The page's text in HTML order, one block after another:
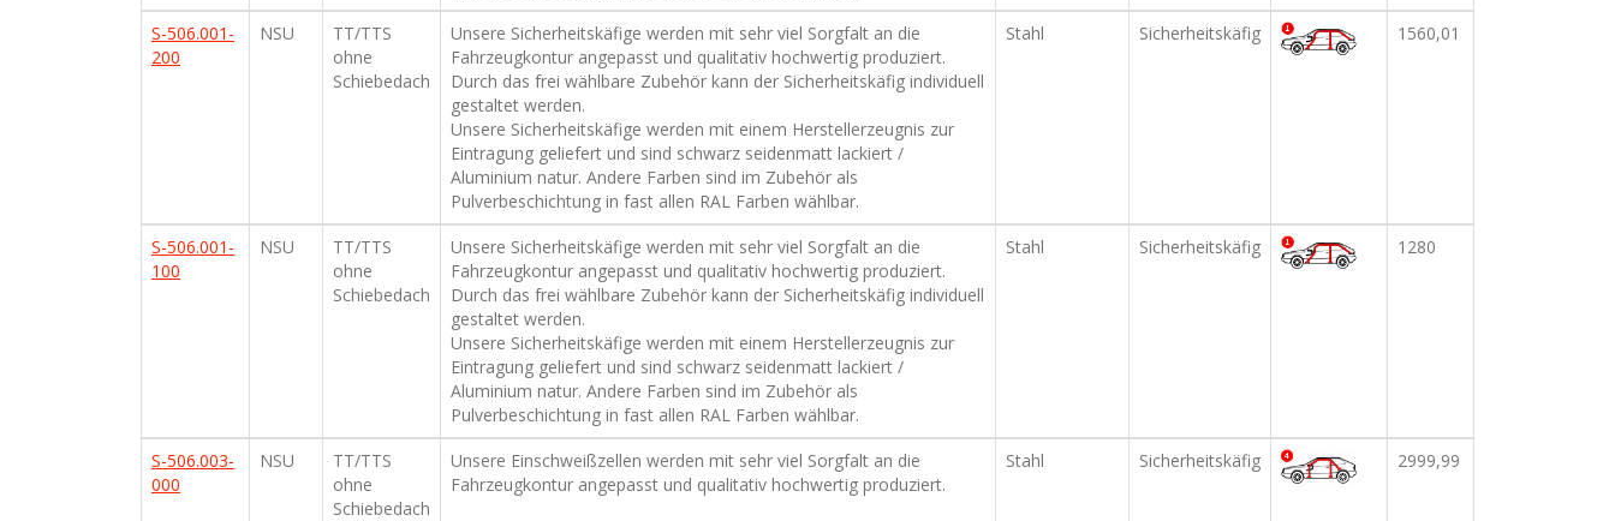
S-506.001-
200
NSU
TT/TTS
ohne
Schiebedach
Unsere Sicherheitskäfige werden mit sehr viel Sorgfalt an die
Fahrzeugkontur angepasst und qualitativ hochwertig produziert.
Durch das frei wählbare Zubehör kann der Sicherheitskäfig individuell
gestaltet werden.
Unsere Sicherheitskäfige werden mit einem Herstellerzeugnis zur
Eintragung geliefert und sind schwarz seidenmatt lackiert /
Aluminium natur. Andere Farben sind im Zubehör als
Pulverbeschichtung in fast allen RAL Farben wählbar.
Stahl Sicherheitskäfig 1560,01
S-506.001-
100
NSU
TT/TTS
ohne
Schiebedach
Unsere Sicherheitskäfige werden mit sehr viel Sorgfalt an die
Fahrzeugkontur angepasst und qualitativ hochwertig produziert.
Durch das frei wählbare Zubehör kann der Sicherheitskäfig individuell
gestaltet werden.
Unsere Sicherheitskäfige werden mit einem Herstellerzeugnis zur
Eintragung geliefert und sind schwarz seidenmatt lackiert /
Aluminium natur. Andere Farben sind im Zubehör als
Pulverbeschichtung in fast allen RAL Farben wählbar.
Stahl Sicherheitskäfig 1280
S-506.003-
000
NSU
TT/TTS
ohne
Schiebedach
Unsere Einschweißzellen werden mit sehr viel Sorgfalt an die
Fahrzeugkontur angepasst und qualitativ hochwertig produziert.
Stahl Sicherheitskäfig 2999,99